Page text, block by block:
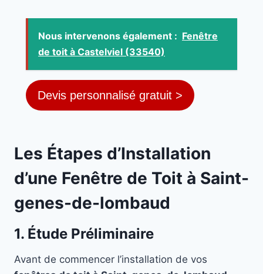
Nous intervenons également : Fenêtre
de toit à Castelviel (33540)
Devis personnalisé gratuit >
Les Étapes d’Installation
d’une Fenêtre de Toit à Saint-
genes-de-lombaud
1. Étude Préliminaire
Avant de commencer l’installation de vos